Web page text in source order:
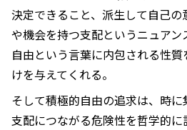
決定できること、派生して自己
や機会を持つ支配というニュアン
自由という言葉に内包される性
けを与えてくれる。
そして積極的自由の追求は、時
支配につながる危険性を哲学的